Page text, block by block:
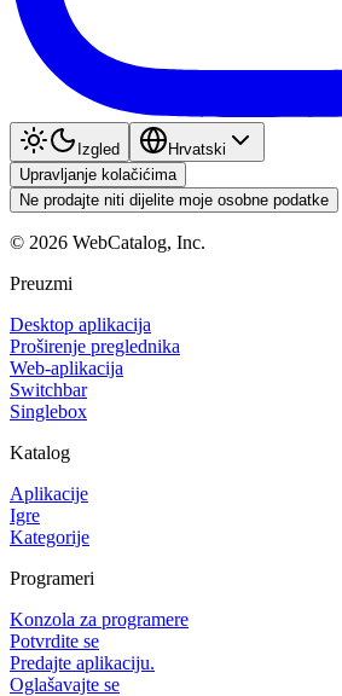
Izgled
Hrvatski
Upravljanje kolačićima
Ne prodajte niti dijelite moje osobne podatke
© 2026 WebCatalog, Inc.
Preuzmi
Desktop aplikacija
Proširenje preglednika
Web-aplikacija
Switchbar
Singlebox
Katalog
Aplikacije
Igre
Kategorije
Programeri
Konzola za programere
Potvrdite se
Predajte aplikaciju.
Oglašavajte se